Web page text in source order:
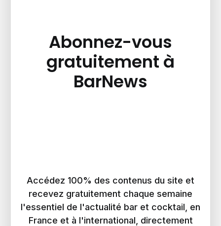
Abonnez-vous
gratuitement à
BarNews
Accédez 100% des contenus du site et
recevez gratuitement chaque semaine
l'essentiel de l'actualité bar et cocktail, en
France et à l'international, directement